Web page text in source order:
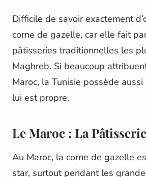
Difficile de savoir exactement
corne de gazelle, car elle fait
pâtisseries traditionnelles les
Maghreb. Si beaucoup
Maroc, la Tunisie possède
lui est propre.
Le Maroc : La
Au Maroc, la corne de gazelle
star, surtout pendant les